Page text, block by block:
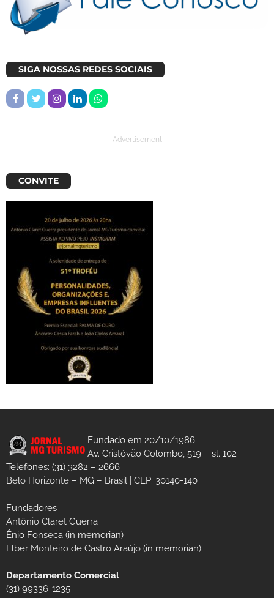
SIGA NOSSAS REDES SOCIAIS
- Advertisement -
CONVITE
Fundado em 20/10/1986
Av. Cristóvão Colombo, 519 – sl. 102
Telefones: (31) 3282 – 2666
Belo Horizonte – MG – Brasil | CEP: 30140-140
Fundadores
Antônio Claret Guerra
Ênio Fonseca (in memorian)
Elber Monteiro de Castro Araújo (in memorian)
Departamento Comercial
(31) 99336-1235